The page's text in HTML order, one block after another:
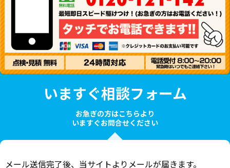
いますぐ相談フォーム
お急ぎの方はこちらより
いますぐお問合せください
メール送信完了後、当サイトよりメールが届きます。